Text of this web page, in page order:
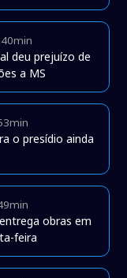
deu prejuízo de
a MS
o presídio ainda
obras em
feira